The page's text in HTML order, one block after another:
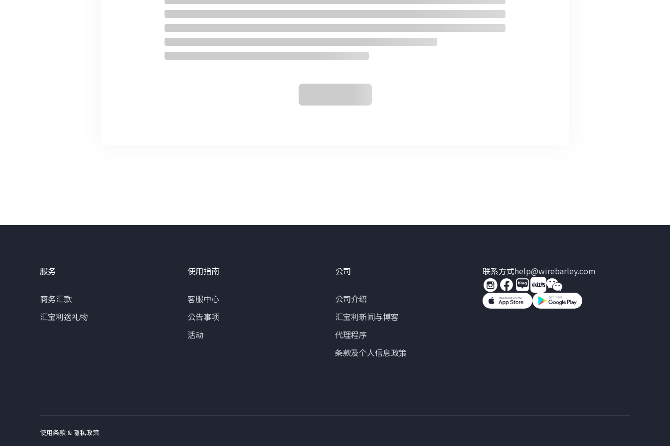
服务
商务汇款
汇宝利送礼物
使用指南
客服中心
公告事项
活动
公司
公司介绍
汇宝利新闻与博客
代理程序
条款及个人信息政策
联系方式help@wirebarley.com
使用条款 & 隐私政策